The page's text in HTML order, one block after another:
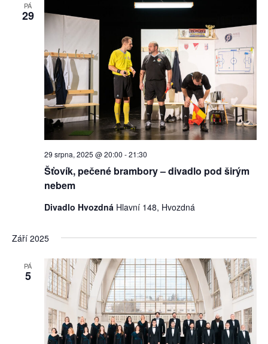
PÁ
29
Šťovík, pečené brambory – divadlo pod širým
nebem
29 srpna, 2025 @ 20:00 -21:30
Divadlo Hvozdná Hlavní 148, Hvozdná
Září 2025
PÁ
5